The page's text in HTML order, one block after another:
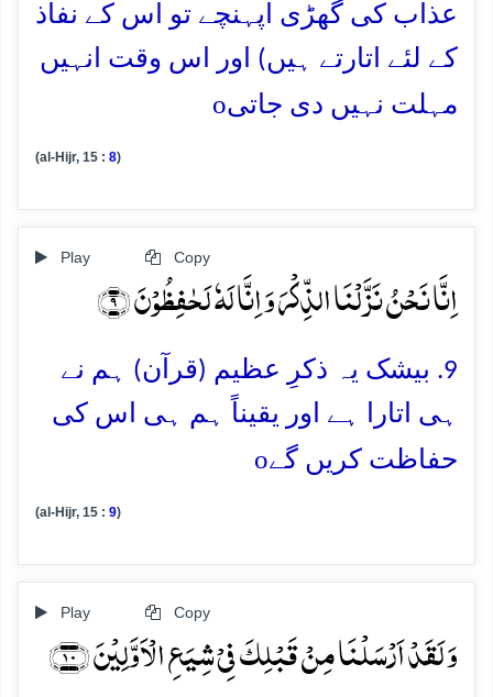
عذاب کی گھڑی آپہنچے تو اس کے نفاذ
کے لئے اتارتے ہیں) اور اس وقت انہیں
مہلت نہیں دی جاتیo
(al-Hijr, 15 : 8)
Play Copy
اِنَّا نَحۡنُ نَزَّلۡنَا الذِّکۡرَ وَ اِنَّا لَہٗ لَحٰفِظُوۡنَ ﴿۹﴾
9. بیشک یہ ذکرِ عظیم (قرآن) ہم نے
ہی اتارا ہے اور یقیناً ہم ہی اس کی
حفاظت کریں گےo
(al-Hijr, 15 : 9)
Play Copy
وَ لَقَدۡ اَرۡسَلۡنَا مِنۡ قَبۡلِکَ فِیۡ شِیَعِ الۡاَوَّلِیۡنَ ﴿۱۰﴾